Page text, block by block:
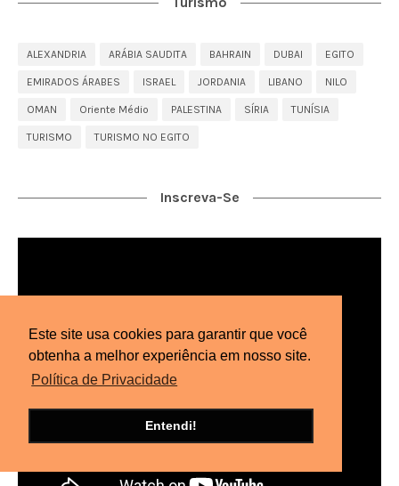
Este site usa cookies para garantir que você
obtenha a melhor experiência em nosso site.
Política de Privacidade
Entendi!
ALEXANDRIA ARÁBIA SAUDITA BAHRAIN DUBAI EGITO
EMIRADOS ÁRABES ISRAEL JORDANIA LIBANO NILO
OMAN Oriente Médio PALESTINA SÍRIA TUNÍSIA
TURISMO TURISMO NO EGITO
Inscreva-Se